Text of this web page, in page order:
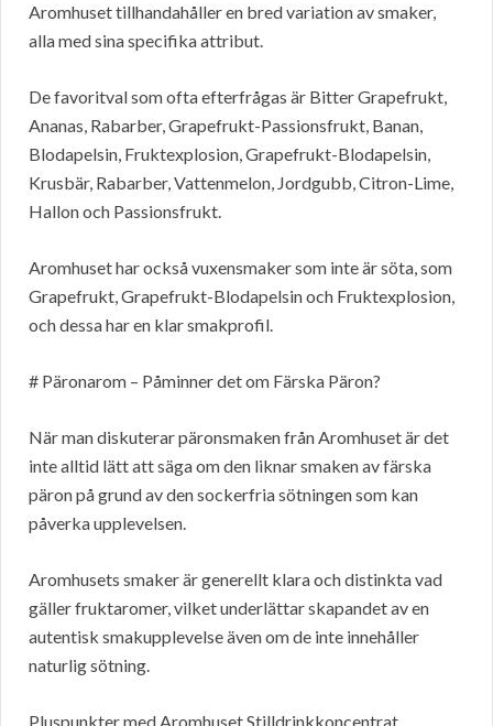
Aromhuset tillhandahåller en bred variation av smaker,
alla med sina specifika attribut.
De favoritval som ofta efterfrågas är Bitter Grapefrukt,
Ananas, Rabarber, Grapefrukt-Passionsfrukt, Banan,
Blodapelsin, Fruktexplosion, Grapefrukt-Blodapelsin,
Krusbär, Rabarber, Vattenmelon, Jordgubb, Citron-Lime,
Hallon och Passionsfrukt.
Aromhuset har också vuxensmaker som inte är söta, som
Grapefrukt, Grapefrukt-Blodapelsin och Fruktexplosion,
och dessa har en klar smakprofil.
# Päronarom – Påminner det om Färska Päron?
När man diskuterar päronsmaken från Aromhuset är det
inte alltid lätt att säga om den liknar smaken av färska
päron på grund av den sockerfria sötningen som kan
påverka upplevelsen.
Aromhusets smaker är generellt klara och distinkta vad
gäller fruktaromer, vilket underlättar skapandet av en
autentisk smakupplevelse även om de inte innehåller
naturlig sötning.
Pluspunkter med Aromhuset Stilldrinkkoncentrat